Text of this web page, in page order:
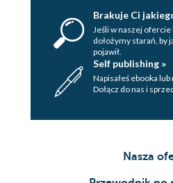
Brakuje Ci
Jeśli w naszej
dołożymy starań, by
pojawił.
Self publishing »
Napisałeś ebooka
Dołącz do nas i
Nasza